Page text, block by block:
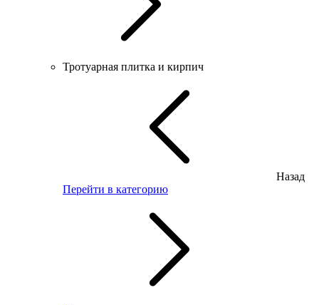
Тротуарная плитка и кирпич
Назад
Перейти в категорию